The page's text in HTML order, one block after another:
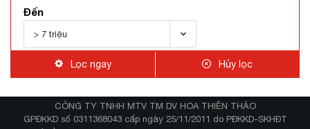
Kelo-Cote
Kireina
Koee
MartiDerm
MD Lash Factor
Medpeel
Mesoestetic
Đến
Lọc ngay Hủy lọc
CÔNG TY TNHH MTV TM DV HOA THIÊN THẢO
GPĐKKD số 0311368043 cấp ngày 25/11/2011 do PĐKKD-SKHĐT